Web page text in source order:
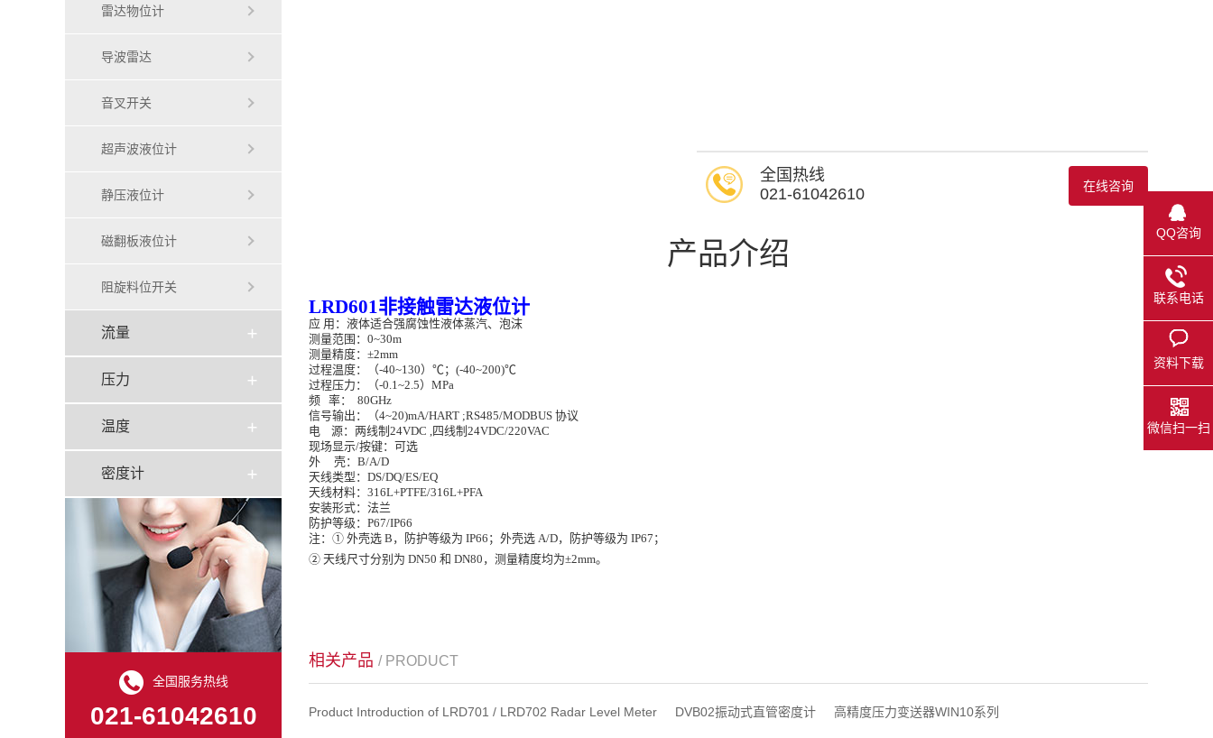
雷达物位计
导波雷达
音叉开关
超声波液位计
静压液位计
磁翻板液位计
阻旋料位开关
流量
压力
温度
密度计
全国服务热线
021-61042610
在线咨询
全国热线
021-61042610
产品介绍
LRD601非接触雷达液位计
应 用：液体适合强腐蚀性液体蒸汽、泡沫
测量范围： 0~30m
测量精度： ±2mm
过程温度：（-40~130）℃；(-40~200)℃
过程压力：（-0.1~2.5）MPa
频 率： 80GHz
信号输出：（4~20)mA/HART ;RS485/MODBUS 协议
电 源： 两线制 24VDC ,四线制24VDC/220VAC
现场显示/按键：可选
外 壳：B/A/D
天线类型： DS/DQ/ES/EQ
天线材料： 316L+PTFE/316L+PFA
安装形式：法兰
防护等级： P67/IP66
注： ① 外壳选 B，防护等级为 IP66；外壳选 A/D，防护等级为 IP67；
② 天线尺寸分别为 DN50 和 DN80，测量精度均为±2mm。
相关产品 / PRODUCT
Product Introduction of LRD701 / LRD702 Radar Level Meter DVB02振动式直管密度计 高精度压力变送器WIN10系列
QQ咨询
联系电话
资料下载
微信扫一扫